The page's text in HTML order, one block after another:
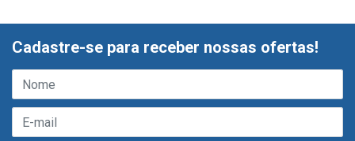
Cadastre-se para receber nossas ofertas!